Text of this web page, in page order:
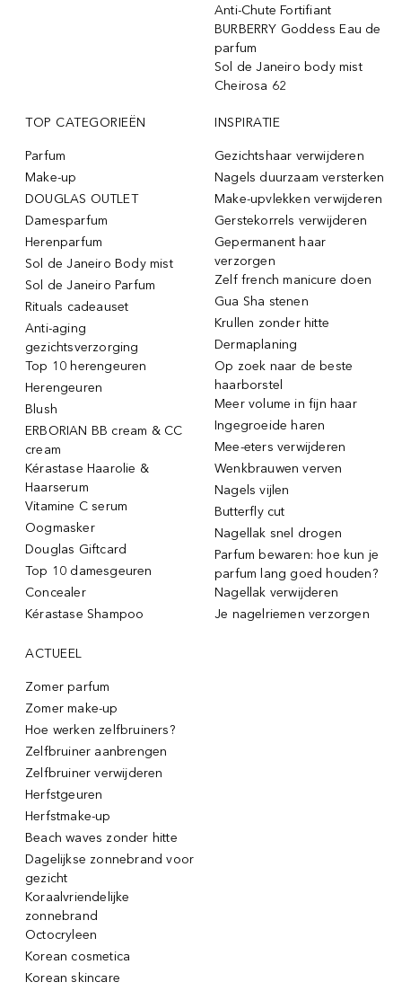
Anti-Chute Fortifiant
BURBERRY Goddess Eau de
parfum
Sol de Janeiro body mist
Cheirosa 62
TOP CATEGORIEËN
Parfum
Make-up
DOUGLAS OUTLET
Damesparfum
Herenparfum
Sol de Janeiro Body mist
Sol de Janeiro Parfum
Rituals cadeauset
Anti-aging
gezichtsverzorging
Top 10 herengeuren
Herengeuren
Blush
ERBORIAN BB cream & CC
cream
Kérastase Haarolie &
Haarserum
Vitamine C serum
Oogmasker
Douglas Giftcard
Top 10 damesgeuren
Concealer
Kérastase Shampoo
INSPIRATIE
Gezichtshaar verwijderen
Nagels duurzaam versterken
Make-upvlekken verwijderen
Gerstekorrels verwijderen
Gepermanent haar
verzorgen
Zelf french manicure doen
Gua Sha stenen
Krullen zonder hitte
Dermaplaning
Op zoek naar de beste
haarborstel
Meer volume in fijn haar
Ingegroeide haren
Mee-eters verwijderen
Wenkbrauwen verven
Nagels vijlen
Butterfly cut
Nagellak snel drogen
Parfum bewaren: hoe kun je
parfum lang goed houden?
Nagellak verwijderen
Je nagelriemen verzorgen
ACTUEEL
Zomer parfum
Zomer make-up
Hoe werken zelfbruiners?
Zelfbruiner aanbrengen
Zelfbruiner verwijderen
Herfstgeuren
Herfstmake-up
Beach waves zonder hitte
Dagelijkse zonnebrand voor
gezicht
Koraalvriendelijke
zonnebrand
Octocryleen
Korean cosmetica
Korean skincare